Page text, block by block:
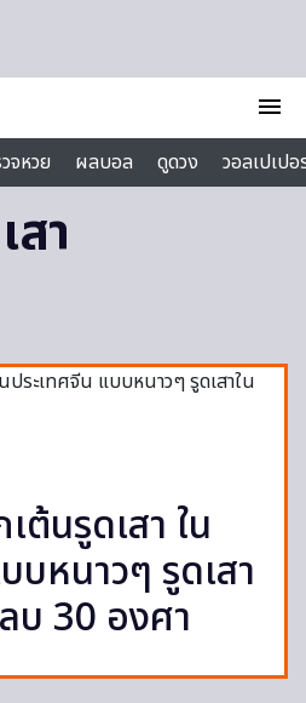
menu
จหวย ผลบอล ดูดวง
วอลเปเป
า
ต้นรูดเสา ใน
บหนาวๆ รูดเสา
บ 30 องศา